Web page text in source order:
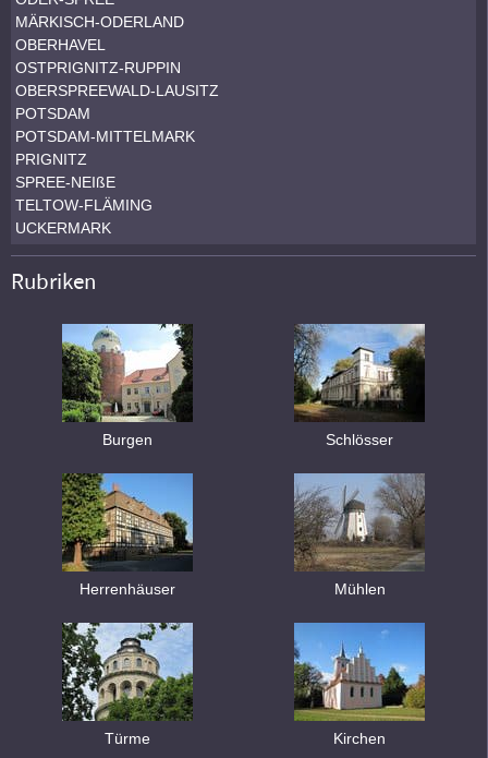
MÄRKISCH-ODERLAND
OBERHAVEL
OSTPRIGNITZ-RUPPIN
OBERSPREEWALD-LAUSITZ
POTSDAM
POTSDAM-MITTELMARK
PRIGNITZ
SPREE-NEIßE
TELTOW-FLÄMING
UCKERMARK
Rubriken
Burgen Schlösser
Herrenhäuser Mühlen
Türme Kirchen